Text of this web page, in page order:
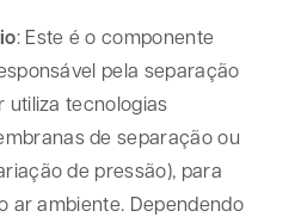
: Este é o componente
pela separação
utiliza tecnologias
de separação ou
de pressão), para
ar ambiente. Dependendo